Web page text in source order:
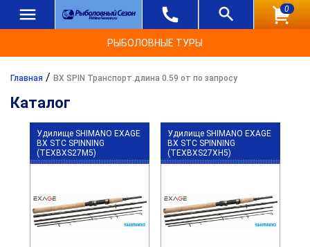
0
РЫБОЛОВНЫЕ ТУРЫ
Главная / BX SPIN Транспорт.длина 0.59 от по запросу
Каталог
Удилище SHIMANO EXAGE
BX STC SPINNING
(TEXBXS27M5)
Удилище SHIMANO EXAGE
BX STC SPINNING
(TEXBXS27XH5)